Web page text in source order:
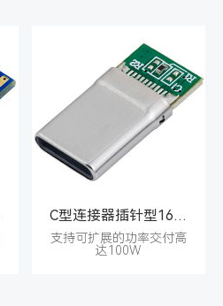
C型连接器插针型16PIN公座
支持可扩展的功率交付高
达100W